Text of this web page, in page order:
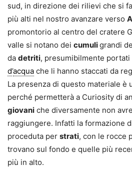
sud, in direzione dei rilievi che si
più alti nel nostro avanzare verso
promontorio al centro del cratere
valle si notano dei cumuligrandi
da detriti, presumibilmente
d’acqua che li hanno staccati da
La presenza di questo materiale è
perché permetterà a Curiosity di
giovani che diversamente non
raggiungere. Infatti la formazione
proceduta per strati, con le rocce
trovano sul fondo e quelle più
più in alto.